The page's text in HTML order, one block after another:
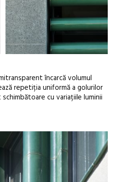
încarcă volumul
repetiția uniformă a golurilor
cu variațiile luminii